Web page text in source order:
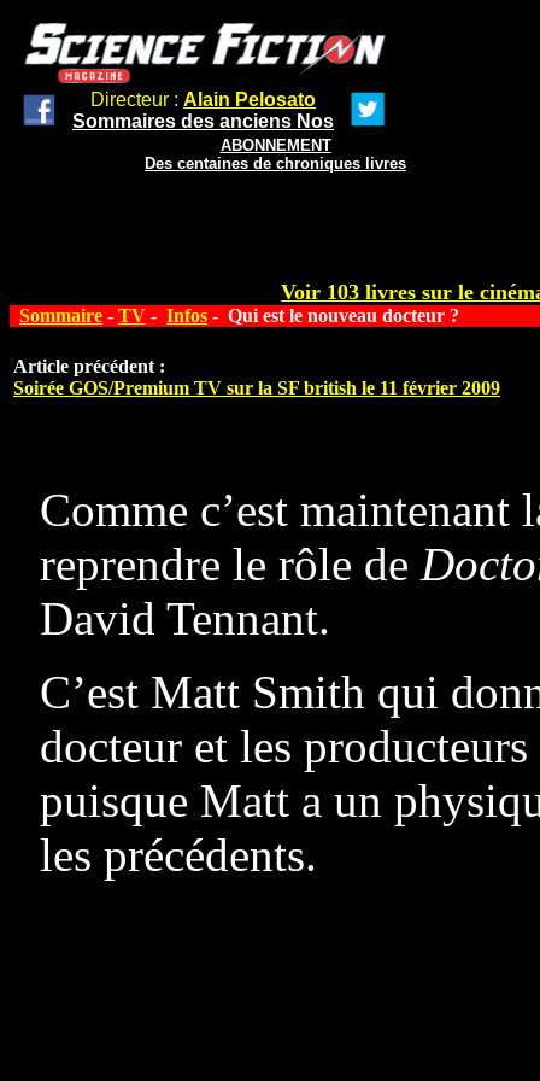
Directeur : Alain Pelosato
Sommaires des anciens Nos
ABONNEMENT
Des centaines de chroniques livres
Voir 103 livres sur le
Sommaire - TV - Infos - Qui est le nouveau docteur ?
Article précédent :
Soirée GOS/Premium TV sur la SF british le 11 février 2009
Comme c’est
reprendre le rôle de
David Tennant.
C’est Matt Smith qui
docteur et les
puisque Matt a un
les précédents.